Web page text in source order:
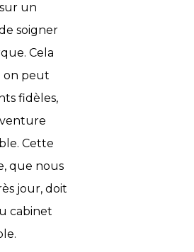
un
soigner
Cela
on peut
fidèles,
Cette
que nous
jour, doit
cabinet